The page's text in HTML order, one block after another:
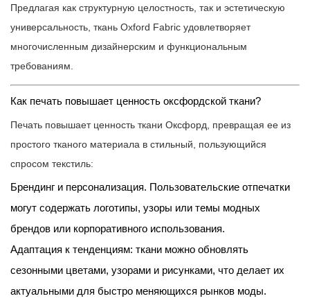
Предлагая как структурную целостность, так и эстетическую
универсальность, ткань Oxford Fabric удовлетворяет
многочисленным дизайнерским и функциональным
требованиям.
Как печать повышает ценность оксфордской ткани?
Печать повышает ценность ткани Оксфорд, превращая ее из
простого тканого материала в стильный, пользующийся
спросом текстиль:
Брендинг и персонализация. Пользовательские отпечатки
могут содержать логотипы, узоры или темы модных
брендов или корпоративного использования.
Адаптация к тенденциям: ткани можно обновлять
сезонными цветами, узорами и рисунками, что делает их
актуальными для быстро меняющихся рынков моды.